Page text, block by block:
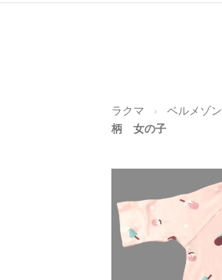
ラクマ ベルメゾン
柄 女の子